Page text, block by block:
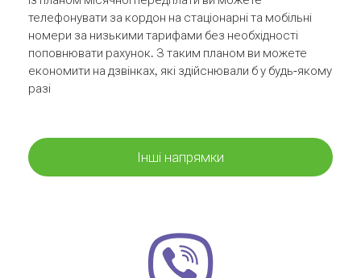
телефонувати за кордон на стаціонарні та мобільні
номери за низькими тарифами без необхідності
поповнювати рахунок. З таким планом ви можете
економити на дзвінках, які здійснювали б у будь-якому
разі
Інші напрямки